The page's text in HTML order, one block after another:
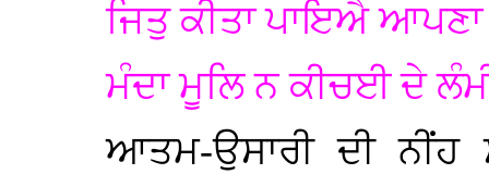
ਜਿਤੁ ਕੀਤਾ ਪਾਇਐ ਆਪਣਾ
ਮੰਦਾ ਮੂਲਿ ਨ ਕੀਚਈ ਦੇ
ਆਤਮ-ਉਸਾਰੀ ਦੀ ਨੀਂਹ